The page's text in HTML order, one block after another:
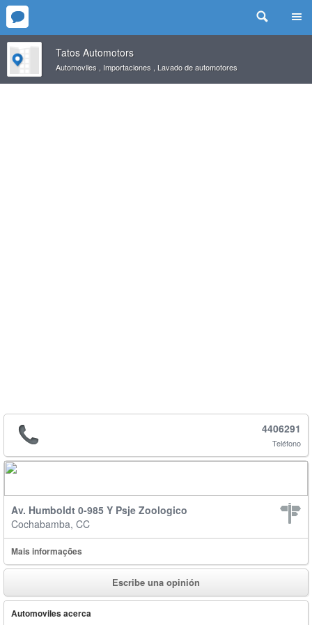
Tatos Automotors
Automoviles Importaciones Lavado de automotores
4406291
Teléfono
Av. Humboldt 0-985 Y Psje Zoologico
Cochabamba, CC
Mais informações
Escribe una opinión
Automoviles acerca